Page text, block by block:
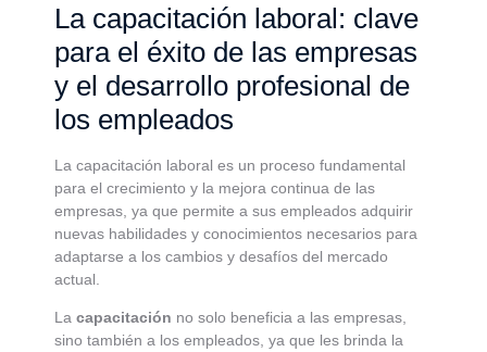
La capacitación laboral: clave
para el éxito de las empresas
y el desarrollo profesional de
los empleados
La capacitación laboral es un proceso fundamental
para el crecimiento y la mejora continua de las
empresas, ya que permite a sus empleados adquirir
nuevas habilidades y conocimientos necesarios para
adaptarse a los cambios y desafíos del mercado
actual.
La capacitación no solo beneficia a las empresas,
sino también a los empleados, ya que les brinda la